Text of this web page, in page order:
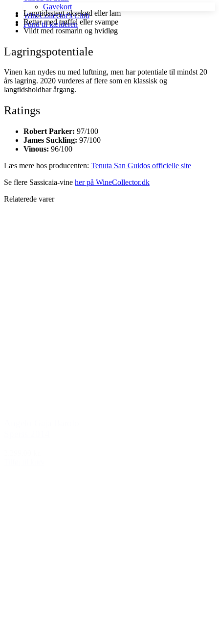
Gavekort
WineCollector's Club
Fund til kælderen
Langtidsstegt oksekød eller lam
Retter med trøffel eller svampe
Vildt med rosmarin og hvidløg
Lagringspotentiale
Vinen kan nydes nu med luftning, men har potentiale til mindst 20
års lagring. 2020 vurderes af flere som en klassisk og
langtidsholdbar årgang.
Ratings
Robert Parker: 97/100
James Suckling: 97/100
Vinous: 96/100
Læs mere hos producenten: Tenuta San Guidos officielle site
Se flere Sassicaia-vine her på WineCollector.dk
Relaterede varer